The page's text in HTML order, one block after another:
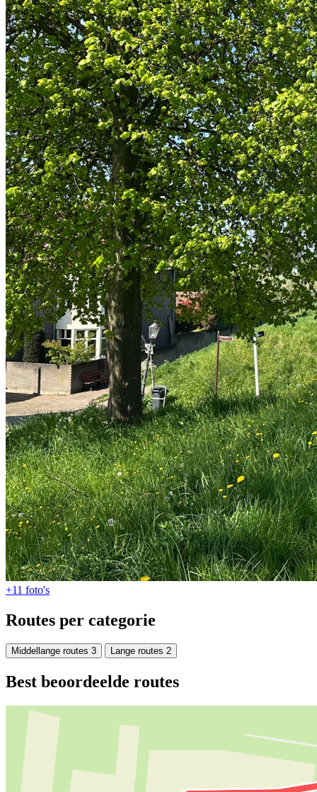
+11 foto's
Routes per categorie
Middellange routes 3 Lange routes 2
Best beoordeelde routes